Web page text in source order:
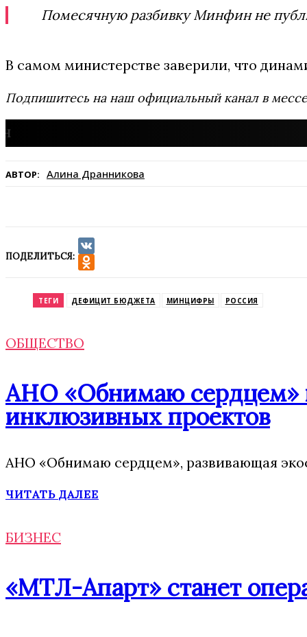
Помесячную разбивку Минфин не
В самом министерстве заверили, что
Подпишитесь на наш официальный канал в
АВТОР: Алина Дранникова
ПОДЕЛИТЬСЯ:
VK
ТЕГИ ДЕФИЦИТ БЮДЖЕТА МИНЦИФРЫ РОССИЯ
ОБЩЕСТВО
АНО «Обнимаю сердцем»
инклюзивных проектов
АНО «Обнимаю сердцем», развивающая
ЧИТАТЬ ДАЛЕЕ
БИЗНЕС
«МТЛ-Апарт» станет